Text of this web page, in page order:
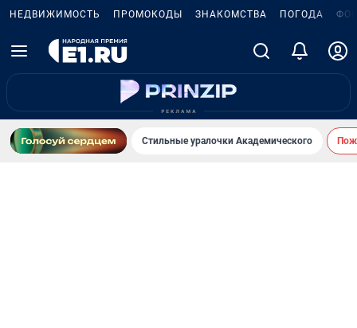
НЕДВИЖИМОСТЬ ПРОМОКОДЫ ЗНАКОМСТВА ПОГОДА
Стильные уралочки Академического